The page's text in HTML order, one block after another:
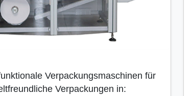
Verpackungsmaschinen für
Verpackungen in: